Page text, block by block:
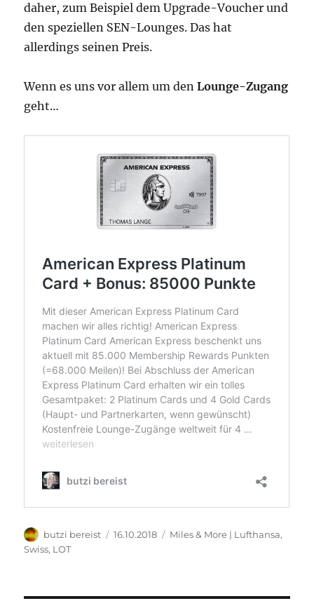
daher, zum Beispiel dem Upgrade-Voucher und
den speziellen SEN-Lounges. Das hat
allerdings seinen Preis.
Wenn es uns vor allem um denLounge-Zugang
geht…
Autor
butzi bereist
Veröffentlicht
16.10.2018 Kategorien
Miles & More | Lufthansa,
Swiss, LOT